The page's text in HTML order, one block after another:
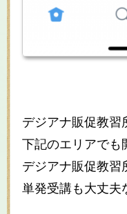
デジアナ販促教習
下記のエリアでも
デジアナ販促教習
単発受講も大丈夫